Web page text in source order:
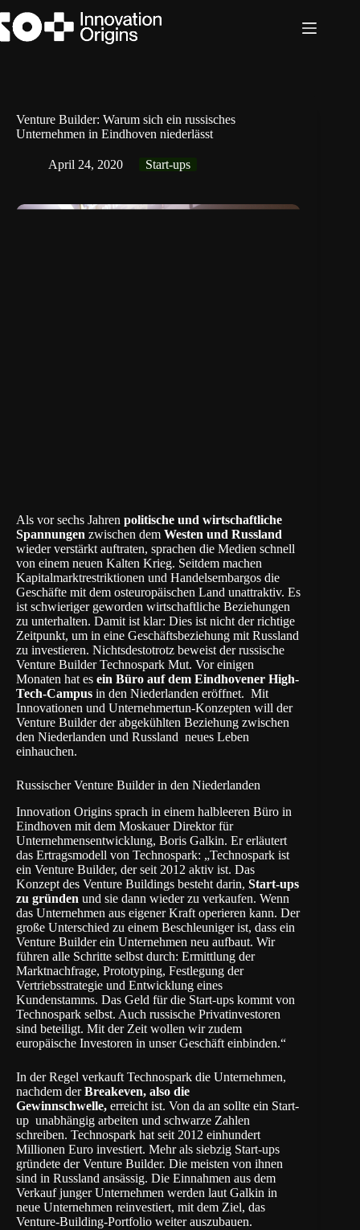
Inhalt
springen
Venture Builder: Warum sich ein russisches
Unternehmen in Eindhoven niederlässt
April 24, 2020 Start-ups
Als vor sechs Jahren politische und wirtschaftliche
Spannungen zwischen dem Westen und Russland
wieder verstärkt auftraten, sprachen die Medien schnell
von einem neuen Kalten Krieg. Seitdem machen
Kapitalmarktrestriktionen und Handelsembargos die
Geschäfte mit dem osteuropäischen Land unattraktiv. Es
ist schwieriger geworden wirtschaftliche Beziehungen
zu unterhalten. Damit ist klar: Dies ist nicht der richtige
Zeitpunkt, um in eine Geschäftsbeziehung mit Russland
zu investieren. Nichtsdestotrotz beweist der russische
Venture BuilderTechnospark Mut. Vor einigen
Monaten hat es ein Büro auf dem Eindhovener High-
Tech-Campus in den Niederlanden eröffnet. Mit
Innovationen und Unternehmertun-Konzepten will der
Venture Builder der abgekühlten Beziehung zwischen
den Niederlanden und Russland neues Leben
einhauchen.
Russischer Venture Builder in den Niederlanden
Innovation Origins sprach in einem halbleeren Büro in
Eindhoven mit dem Moskauer Direktor für
Unternehmensentwicklung, Boris Galkin. Er erläutert
das Ertragsmodell von Technospark: „Technospark ist
ein Venture Builder, der seit 2012 aktiv ist. Das
Konzept des Venture Buildings besteht darin, Start-ups
zu gründen und sie dann wieder zu verkaufen. Wenn
das Unternehmen aus eigener Kraft operieren kann. Der
große Unterschied zu einem Beschleuniger ist, dass ein
Venture Builder ein Unternehmen neu aufbaut. Wir
führen alle Schritte selbst durch: Ermittlung der
Marktnachfrage, Prototyping, Festlegung der
Vertriebsstrategie und Entwicklung eines
Kundenstamms. Das Geld für die Start-ups kommt von
Technospark selbst. Auch russische Privatinvestoren
sind beteiligt. Mit der Zeit wollen wir zudem
europäische Investoren in unser Geschäft einbinden.“
In der Regel verkauft Technospark die Unternehmen,
nachdem derBreakeven, also die
Gewinnschwelle, erreicht ist. Von da an sollte ein Start-
up unabhängig arbeiten und schwarze Zahlen
schreiben. Technospark hat seit 2012 einhundert
Millionen Euro investiert. Mehr als siebzig Start-ups
gründete der Venture Builder. Die meisten von ihnen
sind in Russland ansässig. Die Einnahmen aus dem
Verkauf junger Unternehmen werden laut Galkin in
neue Unternehmen reinvestiert, mit dem Ziel, das
Venture-Building-Portfolio weiter auszubauen.